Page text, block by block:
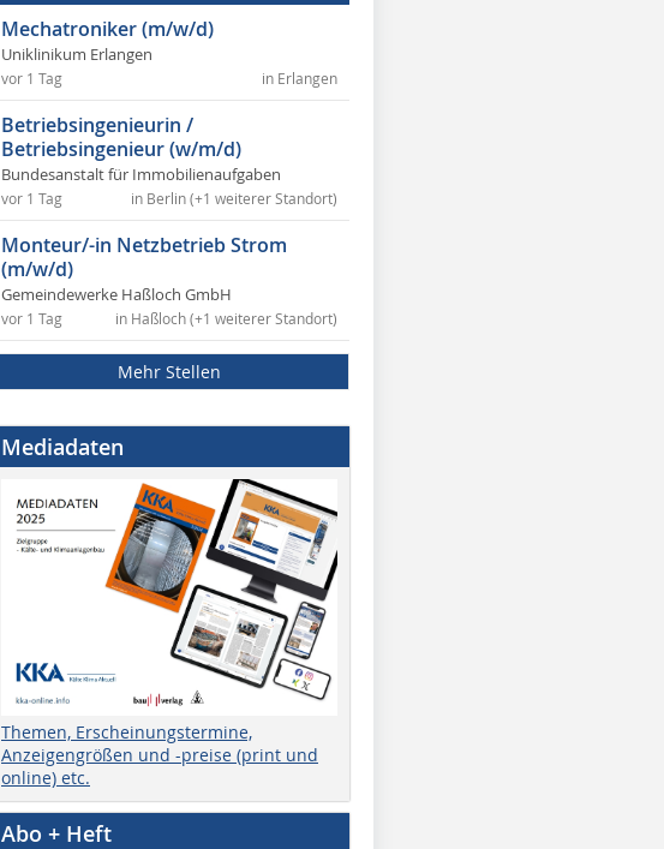
Mechatroniker (m/w/d)
Uniklinikum Erlangen
in Erlangen
vor 1 Tag
Betriebsingenieurin /
Betriebsingenieur (w/m/d)
Bundesanstalt für Immobilienaufgaben
in Berlin (+1 weiterer Standort)
vor 1 Tag
Monteur/-in Netzbetrieb Strom
(m/w/d)
Gemeindewerke Haßloch GmbH
in Haßloch (+1 weiterer Standort)
vor 1 Tag
Mehr Stellen
Mediadaten
Themen, Erscheinungstermine,
Anzeigengrößen und -preise (print und
online) etc.
Abo + Heft